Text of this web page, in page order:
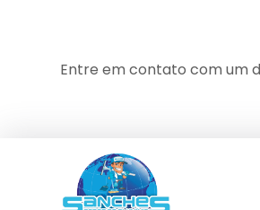
Entre em contato com um